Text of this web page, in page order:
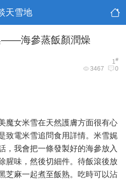
天雪地
——海參蒸飯顏潤燥
1#
3467 0
魔女米雪在天然護膚方面很有心
致電米雪追問食用詳情。米雪娓
，我會把一條發製好的海參放入
腥味，然後切細件。待飯滾後放
芝麻一起煮至飯熟。吃時可以沾